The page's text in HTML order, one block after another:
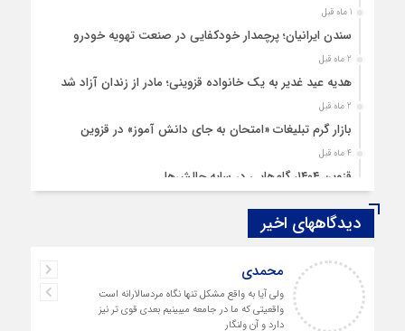
1 ماه قبل
سندن ایرانیان؛ پرچمدار خودکفایی در صنعت تهویه خودرو
2 ماه قبل
هدیه عید غدیر به یک خانواده قزوینی؛ مادر از زندان آزاد شد
2 ماه قبل
بازار گرم تبلیغات «امتحان به جای دانش‌ آموز» در قزوین
4 ماه قبل
قزوین ۱۴۰۴، گام‌هایی در سایه چالش‌ها
چهارشنبه‌ سوری بی‌غوغا
مردم قزوین زیر آوار گرانی مسکن
پمپ‌ بنزین سوخته قزوین قربانی بند «اغتشاش»
دیدگاههای اخیر
محمدی
ولی آیا به واقع مشکل تنها نگاه مردسالارانه است
واقعیتی که ما در جامعه میبینیم بعدی قوی تر نیز
دارد و آن ولنگار